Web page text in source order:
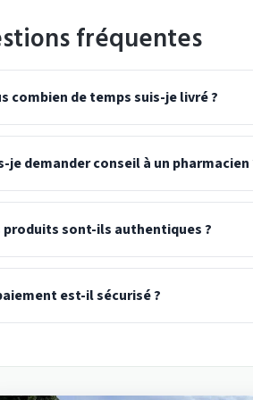
fréquentes
combien de temps suis-je livré ?
je demander conseil à un pharmacien
produits sont-ils authentiques ?
est-il sécurisé ?